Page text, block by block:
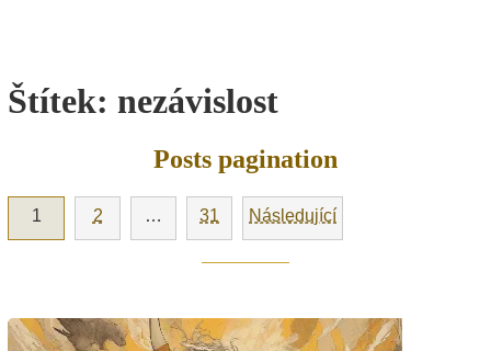
Štítek: nezávislost
Posts pagination
1 2 … 31 Následující